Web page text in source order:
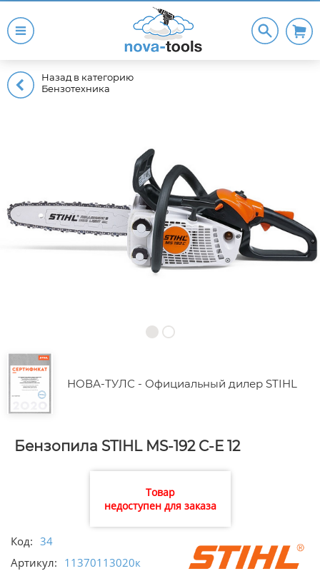
Назад в категорию
Бензотехника
НОВА-ТУЛС - Официальный дилер STIHL
Бензопила STIHL MS-192 C-E 12
Товар
недоступен для заказа
Код: 34
Артикул: 11370113020к